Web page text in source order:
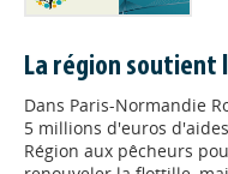
La région soutient
Dans Paris-Normandie
5 millions d'euros
Région aux pêcheurs